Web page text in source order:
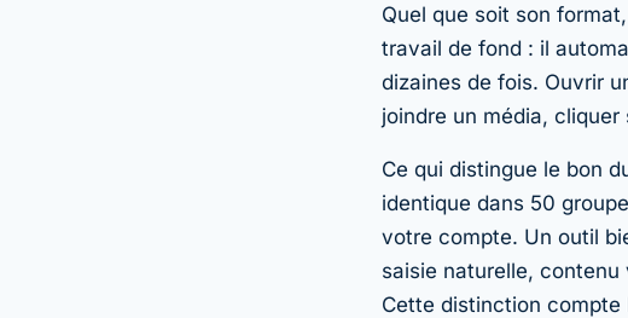
Quel que soit son
travail de fond : il
dizaines de fois. Ouvrir
joindre un média,
Ce qui distingue le bon
identique dans 50
votre compte. Un outil
saisie naturelle,
Cette distinction compte